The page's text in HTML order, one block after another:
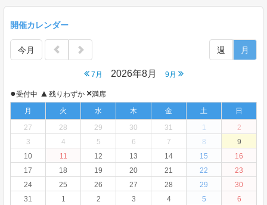
開催カレンダー
今月
7月 2026年8月 9月
週 月
●受付中 ▲ 残りわずか ×満席
月
火 水 木 金 土
日
27
28 29 30 31 1
2
3
4 5 6 7 8
9
10
11 12 13 14 15
16
17
18 19 20 21 22
23
24
25 26 27 28 29
30
31
1 2 3 4 5 6